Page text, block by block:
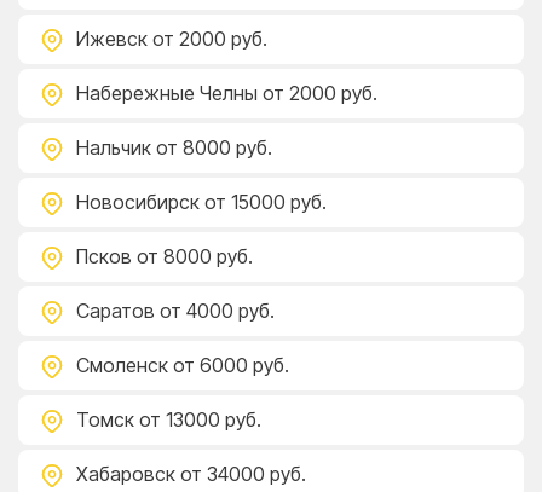
Ижевск от 2000 руб.
Набережные Челны от 2000 руб.
Нальчик от 8000 руб.
Новосибирск от 15000 руб.
Псков от 8000 руб.
Саратов от 4000 руб.
Смоленск от 6000 руб.
Томск от 13000 руб.
Хабаровск от 34000 руб.